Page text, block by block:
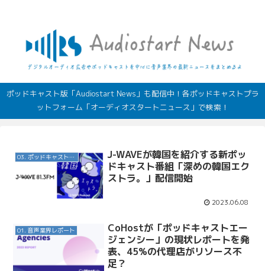
ポッドキャスト版「Audiostart News」も配信中！各ポッドキャストプラ
ットフォーム「オーディオスタートニュース」で検索！
03. ポッドキャスト番組
J-WAVEが韓国を紹介する新ポッ
ドキャスト番組「深めの韓国エク
ストラ。」配信開始
2023.06.08
01. 音声業界レポート
CoHostが「ポッドキャストエー
ジェンシー」の現状レポートを発
表、45%の代理店がリソース不
足？